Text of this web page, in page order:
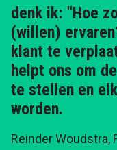
denk ik: "Hoe
(willen)
klant te
helpt ons om
te stellen en
worden.
Reinder Woudstra,